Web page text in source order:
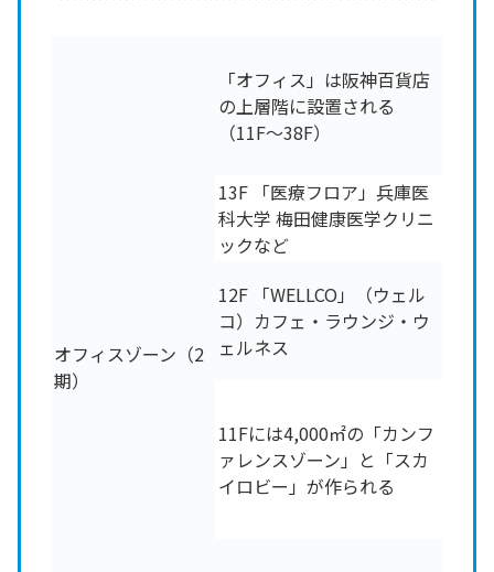
オフィスゾーン（2
期）
「オフィス」は阪神百貨店
の上層階に設置される
（11F～38F）
13F 「医療フロア」兵庫医
科大学 梅田健康医学クリニ
ックなど
12F 「WELLCO」（ウェル
コ）カフェ・ラウンジ・ウ
ェルネス
11Fには4,000㎡の「カンフ
ァレンスゾーン」と「スカ
イロビー」が作られる